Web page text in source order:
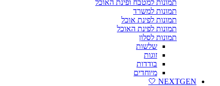
תמונות למטבח ופינת האוכל
תמונות למשרד
תמונות לפינת אוכל
תמונות לפינת האוכל
תמונות לסלון
שלשות
זוגות
בודדות
מיוחדים
NEXTGEN 🤍